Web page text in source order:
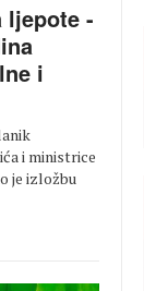
ljepote -
i
i ministrice
je izložbu